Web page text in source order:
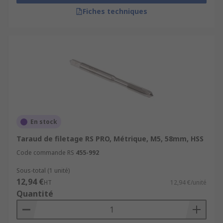
haute vitesse) et en carbure, et peuvent être
votre processus afin de répondre à tous vos
besoins. Les tarauds peuvent être utilisés avec
un tourne-à-gauche ou un outil électrique, et
sont disponibles en différentes tailles pour
façons pour différentes applications :
ébaucheurs, permettent de commencer un
nouveau filetage pour lequel les 7 à
10 premiers filets sont plus plats que les
suivants sur la tige.
Fiches techniques
En stock
Taraud de filetage RS PRO, Métrique, M5, 58mm, HSS
Code commande RS 455-992
Sous-total (1 unité)
12,94 €HT 12,94 €/unité
Quantité